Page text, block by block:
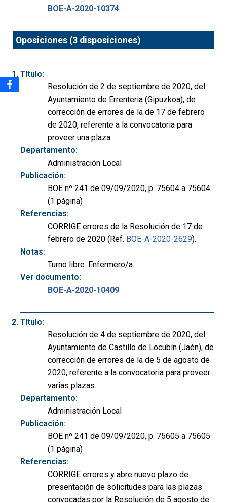
BOE-A-2020-10374
Oposiciones (3 disposiciones)
Título:
Resolución de 2 de septiembre de 2020, del
Ayuntamiento de Errenteria (Gipuzkoa), de
corrección de errores de la de 17 de febrero
de 2020, referente a la convocatoria para
proveer una plaza.
Departamento:
Administración Local
Publicación:
BOE nº 241 de 09/09/2020, p. 75604 a 75604
(1 página)
Referencias:
CORRIGE errores de la Resolución de 17 de
febrero de 2020 (Ref. BOE-A-2020-2629).
Notas:
Turno libre. Enfermero/a.
Ver documento:
BOE-A-2020-10409
Título:
Resolución de 4 de septiembre de 2020, del
Ayuntamiento de Castillo de Locubín (Jaén), de
corrección de errores de la de 5 de agosto de
2020, referente a la convocatoria para proveer
varias plazas.
Departamento:
Administración Local
Publicación:
BOE nº 241 de 09/09/2020, p. 75605 a 75605
(1 página)
Referencias:
CORRIGE errores y abre nuevo plazo de
presentación de solicitudes para las plazas
convocadas por la Resolución de 5 agosto de